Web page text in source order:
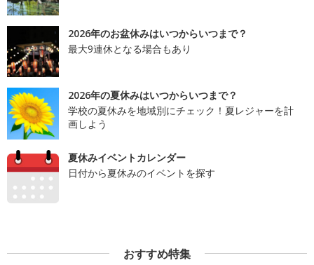
2026年のお盆休みはいつからいつまで？
最大9連休となる場合もあり
2026年の夏休みはいつからいつまで？
学校の夏休みを地域別にチェック！夏レジャーを計
画しよう
夏休みイベントカレンダー
日付から夏休みのイベントを探す
おすすめ特集